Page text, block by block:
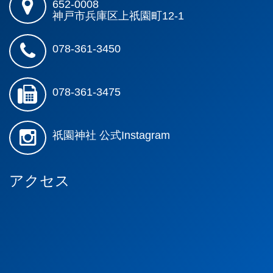
652-0008
神戸市兵庫区上祇園町12-1
078-361-3450
078-361-3475
祇園神社 公式Instagram
アクセス